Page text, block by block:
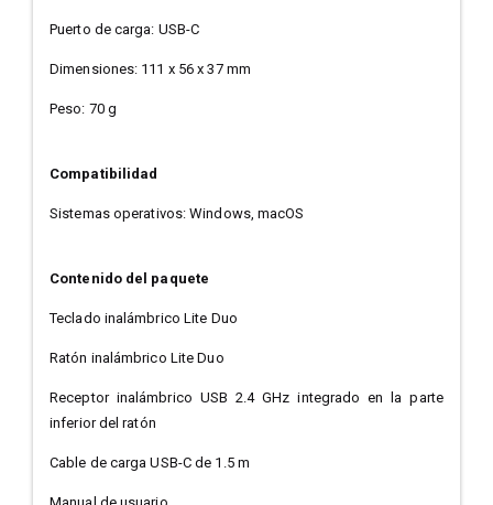
Puerto de carga: USB-C
Dimensiones: 111 x 56 x 37 mm
Peso: 70 g
Compatibilidad
Sistemas operativos: Windows, macOS
Contenido del paquete
Teclado inalámbrico Lite Duo
Ratón inalámbrico Lite Duo
Receptor inalámbrico USB 2.4 GHz integrado en la parte
inferior del ratón
Cable de carga USB-C de 1.5 m